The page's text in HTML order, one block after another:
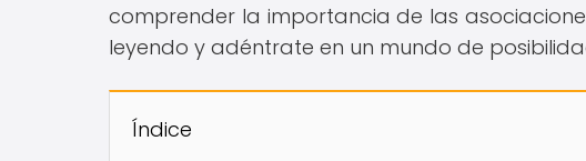
comprender la importancia de las
leyendo y adéntrate en un mundo de
Índice